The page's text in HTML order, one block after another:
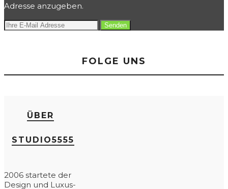
Adresse anzugeben.
FOLGE UNS
ÜBER
STUDIO5555
2006 startete der
Design und Luxus-